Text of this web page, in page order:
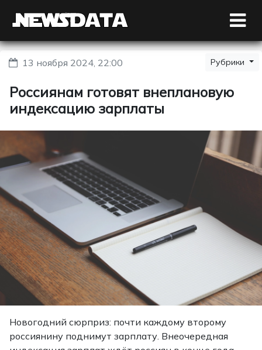
13 ноября 2024, 22:00 Рубрики
Россиянам готовят внеплановую
индексацию зарплаты
Новогодний сюрприз: почти каждому второму
россиянину поднимут зарплату. Внеочередная